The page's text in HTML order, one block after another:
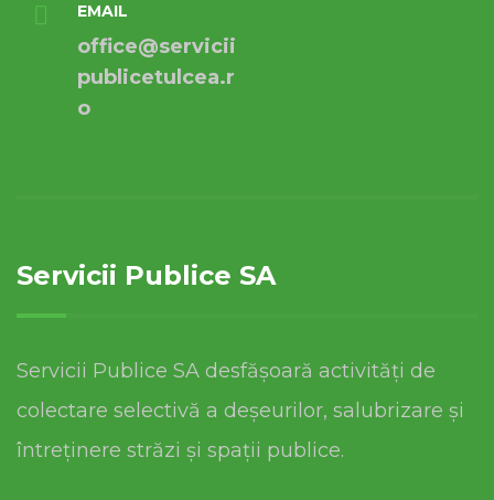
EMAIL
office@servicii
publicetulcea.r
o
Servicii Publice SA
Servicii Publice SA desfășoară activități de
colectare selectivă a deșeurilor, salubrizare și
întreținere străzi și spații publice.